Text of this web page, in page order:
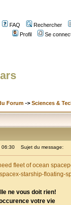
FAQ
Rechercher
Profil
Se
Forum -> Sciences &
06:30 Sujet du message:
fleet of ocean
starship-floating-
ne vous doit rien!
votre vie